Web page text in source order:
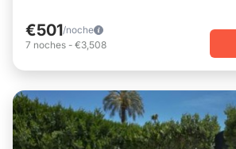
€501/noche
7 noches - €3,508